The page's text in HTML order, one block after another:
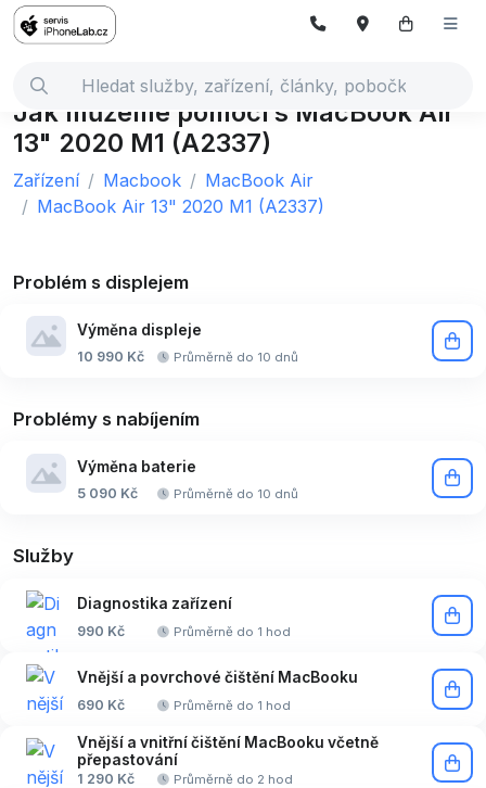
Jak můžeme pomoci s MacBook Air
13" 2020 M1 (A2337)
Zařízení Macbook
MacBook Air
MacBook Air 13" 2020 M1 (A2337)
Problém s displejem
Výměna displeje
10 990 Kč Průměrně do 10 dnů
Problémy s nabíjením
Výměna baterie
5 090 Kč Průměrně do 10 dnů
Služby
Diagnostika zařízení
990 Kč Průměrně do 1 hod
Vnější a povrchové čištění MacBooku
690 Kč Průměrně do 1 hod
Vnější a vnitřní čištění MacBooku včetně
přepastování
1 290 Kč Průměrně do 2 hod